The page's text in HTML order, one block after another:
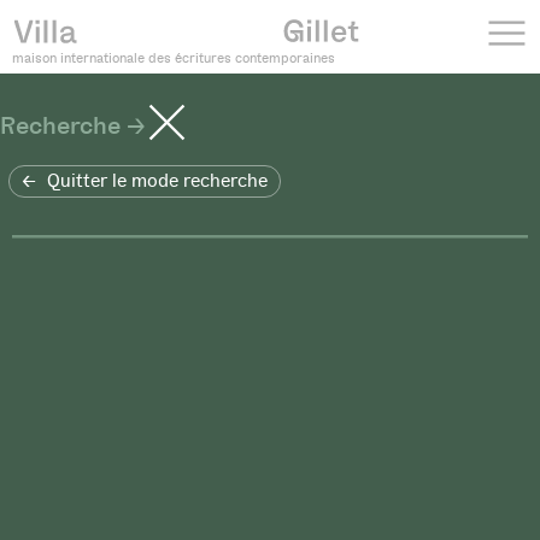
maison internationale des écritures contemporaines
Recherche
Quitter le mode recherche